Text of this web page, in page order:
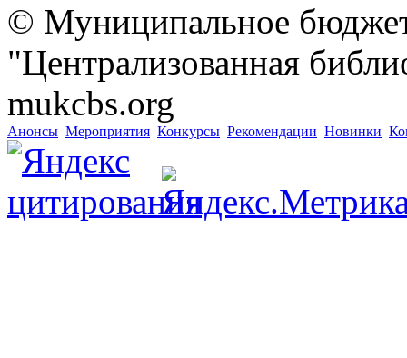
© Муниципальное
"Централизованная
mukcbs.org
Анонсы Мероприятия Конкурсы Рекомендации Новинки